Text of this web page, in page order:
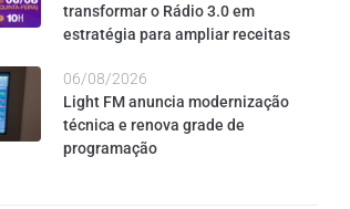
transformar o Rádio 3.0 em
estratégia para ampliar receitas
06/08/2026
Light FM anuncia modernização
técnica e renova grade de
programação